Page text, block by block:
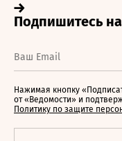
Нажимая кнопку
от «Ведомости» и
Политику по защите